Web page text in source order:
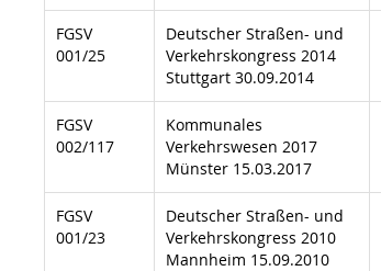
FGSV
001/25
Deutscher Straßen- und
Verkehrskongress 2014
Stuttgart 30.09.2014
FGSV
002/117
Kommunales
Verkehrswesen 2017
Münster 15.03.2017
FGSV
001/23
Deutscher Straßen- und
Verkehrskongress 2010
Mannheim 15.09.2010